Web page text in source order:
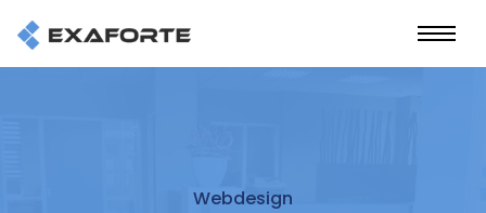
Webdesign